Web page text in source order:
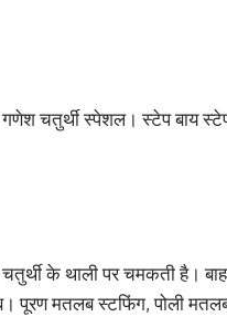
चतुर्थी स्पेशल। स्टेप बाय
के थाली पर चमकती है।
पूरण मतलब स्टफिंग, पोली